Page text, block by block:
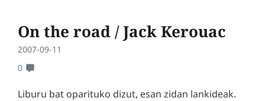
On the road / Jack Kerouac
2007-09-11
0
Liburu bat oparituko dizut, esan zidan lankideak.